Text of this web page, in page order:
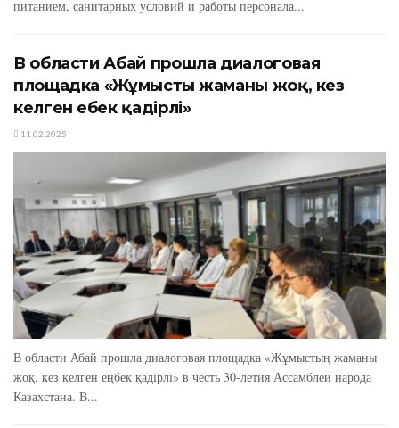
питанием, санитарных условий и работы персонала...
В области Абай прошла диалоговая
площадка «Жұмыстың жаманы жоқ, кез
келген еңбек қадірлі»
11.02.2025
В области Абай прошла диалоговая площадка «Жұмыстың жаманы
жоқ, кез келген еңбек қадірлі» в честь 30-летия Ассамблеи народа
Казахстана. В...